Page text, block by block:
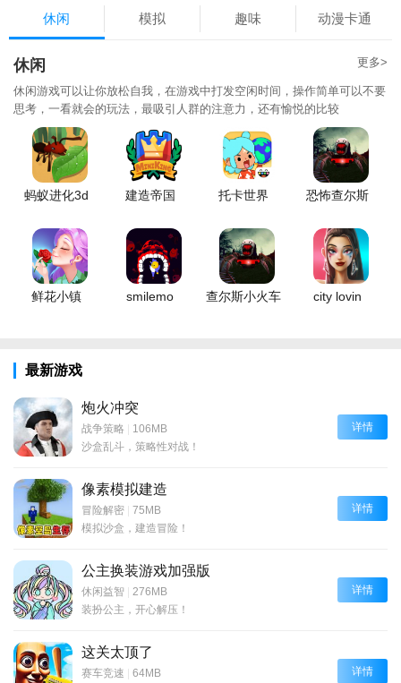
休闲 模拟 趣味 动漫卡通
休闲 更多>
休闲游戏可以让你放松自我，在游戏中打发空闲时间，操作简单可以不要
思考，一看就会的玩法，最吸引人群的注意力，还有愉悦的比较
蚂蚁进化3d 建造帝国 托卡世界 恐怖查尔斯
鲜花小镇 smilemo 查尔斯小火车 city lovin
最新游戏
炮火冲突
战争策略 | 106MB
沙盒乱斗，策略性对战！
详情
像素模拟建造
冒险解密 | 75MB
模拟沙盒，建造冒险！
详情
公主换装游戏加强版
休闲益智 | 276MB
装扮公主，开心解压！
详情
这关太顶了
赛车竞速 | 64MB
详情